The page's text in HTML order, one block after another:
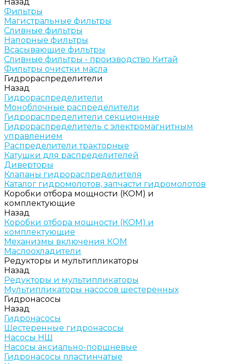
Фильтры
Магистральные фильтры
Сливные фильтры
Напорные фильтры
Всасывающие фильтры
Сливные фильтры - производство Китай
Фильтры очистки масла
Гидрораспределители
Назад
Гидрораспределители
Моноблочные распределители
Гидрораспределители секционные
Гидрораспределитель с электромагнитным
управлением
Распределители тракторные
Катушки для распределителей
Диверторы
Клапаны гидрораспределителя
Каталог гидромолотов, запчасти гидромолотов
Коробки отбора мощности (КОМ) и
комплектующие
Назад
Коробки отбора мощности (КОМ) и
комплектующие
Механизмы включения КОМ
Маслоохладители
Редукторы и мультипликаторы
Назад
Редукторы и мультипликаторы
Мультипликаторы насосов шестеренных
Гидронасосы
Назад
Гидронасосы
Шестеренные гидронасосы
Насосы НШ
Насосы аксиально-поршневые
Гидронасосы пластинчатые